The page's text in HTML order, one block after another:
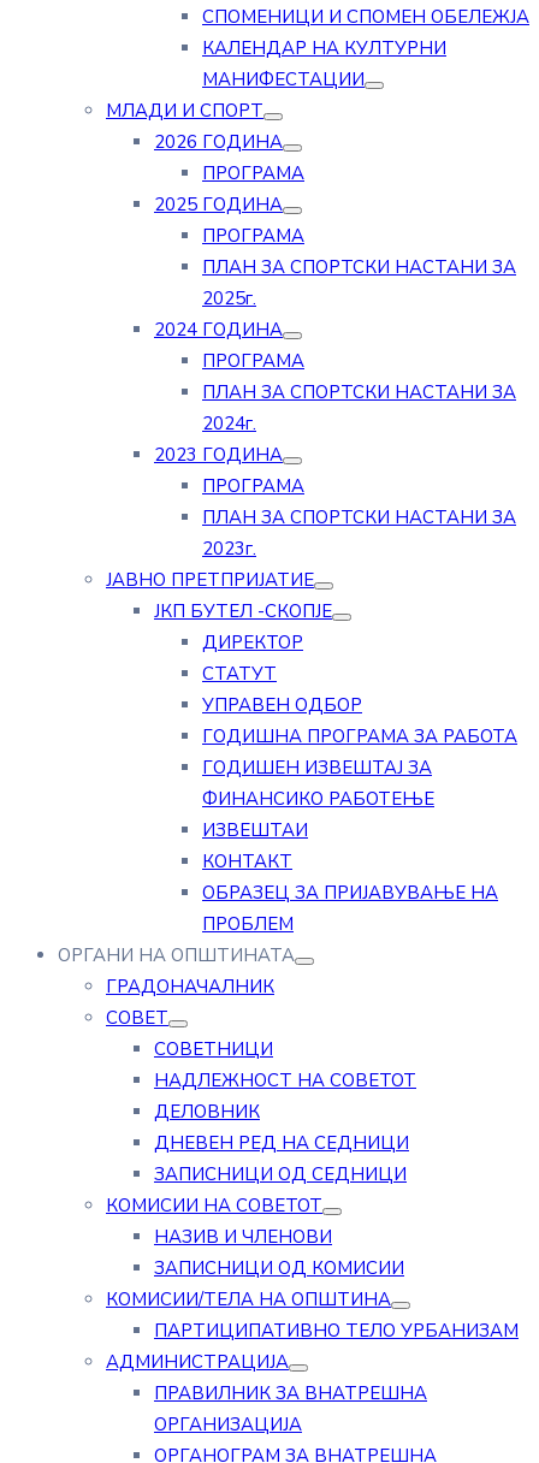
СПОМЕНИЦИ И СПОМЕН ОБЕЛЕЖЈА
КАЛЕНДАР НА КУЛТУРНИ
МАНИФЕСТАЦИИ
МЛАДИ И СПОРТ
2026 ГОДИНА
ПРОГРАМА
2025 ГОДИНА
ПРОГРАМА
ПЛАН ЗА СПОРТСКИ НАСТАНИ ЗА
2025г.
2024 ГОДИНА
ПРОГРАМА
ПЛАН ЗА СПОРТСКИ НАСТАНИ ЗА
2024г.
2023 ГОДИНА
ПРОГРАМА
ПЛАН ЗА СПОРТСКИ НАСТАНИ ЗА
2023г.
ЈАВНО ПРЕТПРИЈАТИЕ
ЈКП БУТЕЛ -СКОПЈЕ
ДИРЕКТОР
СТАТУТ
УПРАВЕН ОДБОР
ГОДИШНА ПРОГРАМА ЗА РАБОТА
ГОДИШЕН ИЗВЕШТАЈ ЗА
ФИНАНСИКО РАБОТЕЊЕ
ИЗВЕШТАИ
КОНТАКТ
ОБРАЗЕЦ ЗА ПРИЈАВУВАЊЕ НА
ПРОБЛЕМ
ОРГАНИ НА ОПШТИНАТА
ГРАДОНАЧАЛНИК
СОВЕТ
СОВЕТНИЦИ
НАДЛЕЖНОСТ НА СОВЕТОТ
ДЕЛОВНИК
ДНЕВЕН РЕД НА СЕДНИЦИ
ЗАПИСНИЦИ ОД СЕДНИЦИ
КОМИСИИ НА СОВЕТОТ
НАЗИВ И ЧЛЕНОВИ
ЗАПИСНИЦИ ОД КОМИСИИ
КОМИСИИ/ТЕЛА НА ОПШТИНА
ПАРТИЦИПАТИВНО ТЕЛО УРБАНИЗАМ
АДМИНИСТРАЦИЈА
ПРАВИЛНИК ЗА ВНАТРЕШНА
ОРГАНИЗАЦИЈА
ОРГАНОГРАМ ЗА ВНАТРЕШНА